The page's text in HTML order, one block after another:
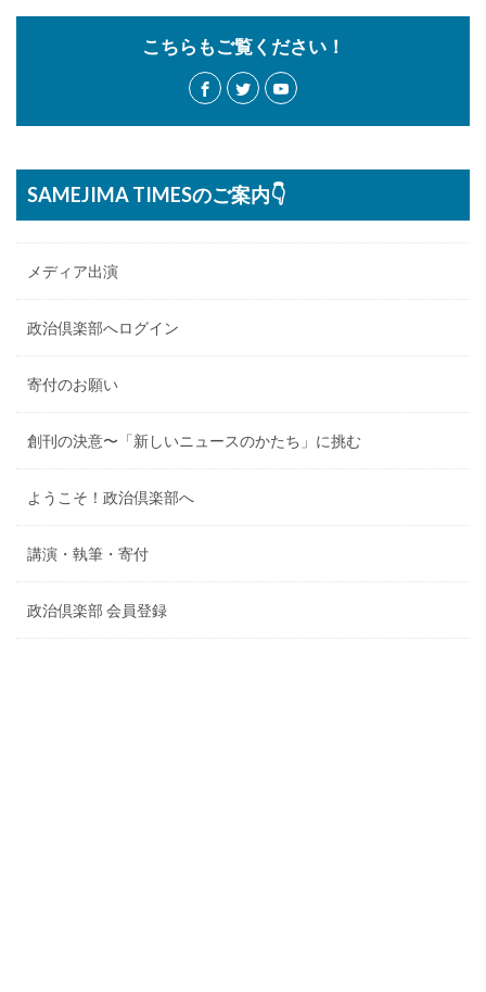
こちらもご覧ください！
SAMEJIMA TIMESのご案内👇
メディア出演
政治倶楽部へログイン
寄付のお願い
創刊の決意〜「新しいニュースのかたち」に挑む
ようこそ！政治倶楽部へ
講演・執筆・寄付
政治倶楽部 会員登録